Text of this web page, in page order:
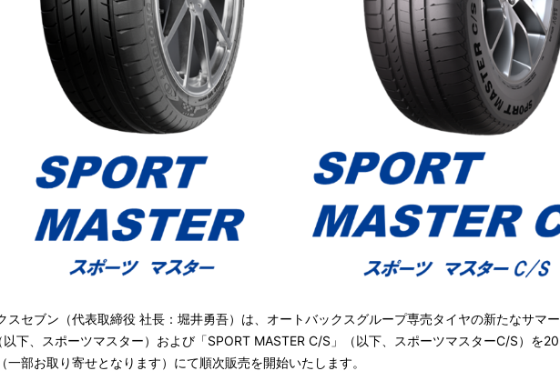
セブン（代表取締役 社長：堀井勇吾）は、オートバックスグループ専売タイヤの新たなサマ
以下、スポーツマスター）および「SPORT MASTER C/S」（以下、スポーツマスターC/S）を
一部お取り寄せとなります）にて順次販売を開始いたします。